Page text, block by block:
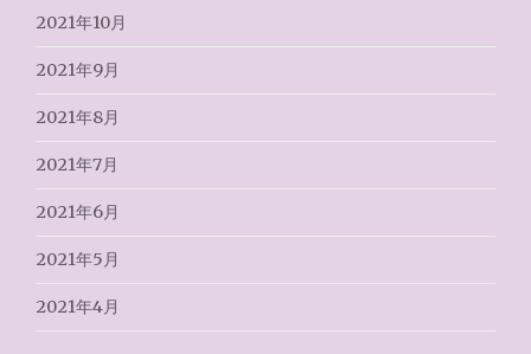
2021年10月
2021年9月
2021年8月
2021年7月
2021年6月
2021年5月
2021年4月